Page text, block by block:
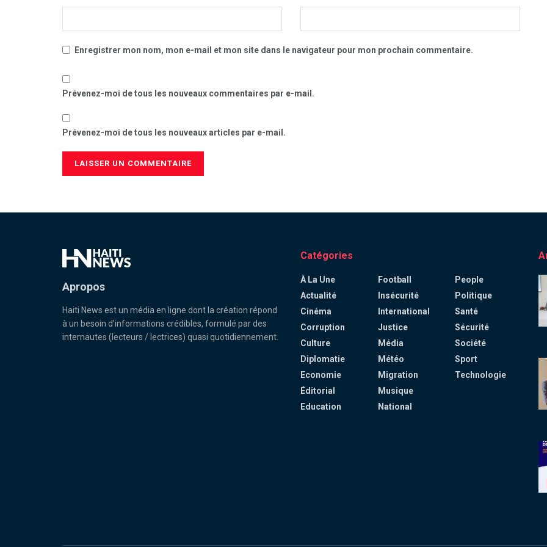
Enregistrer mon nom, mon e-mail et mon site dans le navigateur pour mon prochain commentaire.
Prévenez-moi de tous les nouveaux commentaires par e-mail.
Prévenez-moi de tous les nouveaux articles par e-mail.
Apropos
Haiti News est un média en ligne dont la création répond
à un besoin d’informations crédibles, formulé par des
internautes (lecteurs / lectrices) quasi quotidiennement.
Catégories
À La Une
Actualité
Cinéma
Corruption
Culture
Diplomatie
Economie
Éditorial
Education
Football
Insécurité
International
Justice
Média
Météo
Migration
Musique
National
People
Politique
Santé
Sécurité
Société
Sport
Technologie